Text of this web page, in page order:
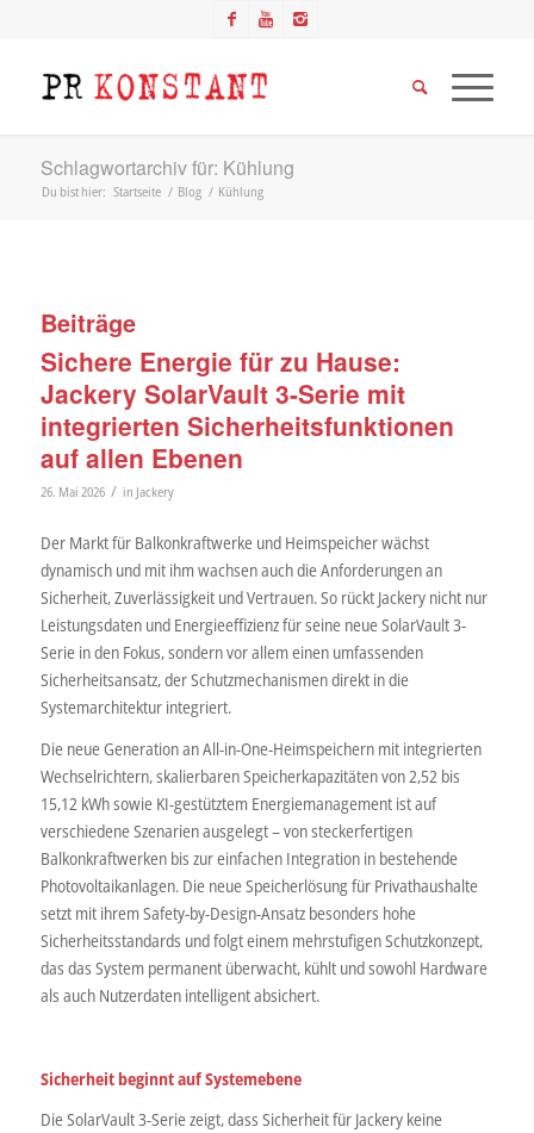
Schlagwortarchiv für: Kühlung
Du bist hier: Startseite / Blog / Kühlung
Beiträge
Sichere Energie für zu Hause:
Jackery SolarVault 3-Serie mit
integrierten Sicherheitsfunktionen
auf allen Ebenen
26. Mai 2026 / in Jackery
Der Markt für Balkonkraftwerke und Heimspeicher wächst
dynamisch und mit ihm wachsen auch die Anforderungen an
Sicherheit, Zuverlässigkeit und Vertrauen. So rückt Jackery nicht nur
Leistungsdaten und Energieeffizienz für seine neue SolarVault 3-
Serie in den Fokus, sondern vor allem einen umfassenden
Sicherheitsansatz, der Schutzmechanismen direkt in die
Systemarchitektur integriert.
Die neue Generation an All-in-One-Heimspeichern mit integrierten
Wechselrichtern, skalierbaren Speicherkapazitäten von 2,52 bis
15,12 kWh sowie KI-gestütztem Energiemanagement ist auf
verschiedene Szenarien ausgelegt – von steckerfertigen
Balkonkraftwerken bis zur einfachen Integration in bestehende
Photovoltaikanlagen. Die neue Speicherlösung für Privathaushalte
setzt mit ihrem Safety-by-Design-Ansatz besonders hohe
Sicherheitsstandards und folgt einem mehrstufigen Schutzkonzept,
das das System permanent überwacht, kühlt und sowohl Hardware
als auch Nutzerdaten intelligent absichert.
Sicherheit beginnt auf Systemebene
Die SolarVault 3-Serie zeigt, dass Sicherheit für Jackery keine